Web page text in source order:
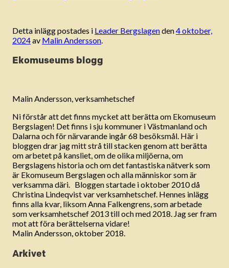
Detta inlägg postades i Leader Bergslagenden4 oktober,
2024av Malin Andersson
Ekomuseums blogg
Malin Andersson, verksamhetschef
Ni förstår att det finns mycket att berätta om Ekomuseum
Bergslagen! Det finns i sju kommuner i Västmanland och
Dalarna och för närvarande ingår 68 besöksmål. Här i
bloggen drar jag mitt strå till stacken genom att berätta
om arbetet på kansliet, om de olika miljöerna, om
Bergslagens historia och om det fantastiska nätverk som
är Ekomuseum Bergslagen och alla människor som är
verksamma däri. Bloggen startade i oktober 2010 då
Christina Lindeqvist var verksamhetschef. Hennes inlägg
finns alla kvar, liksom Anna Falkengrens, som arbetade
som verksamhetschef 2013 till och med 2018. Jag ser fram
mot att föra berättelserna vidare!
Malin Andersson, oktober 2018.
Arkivet